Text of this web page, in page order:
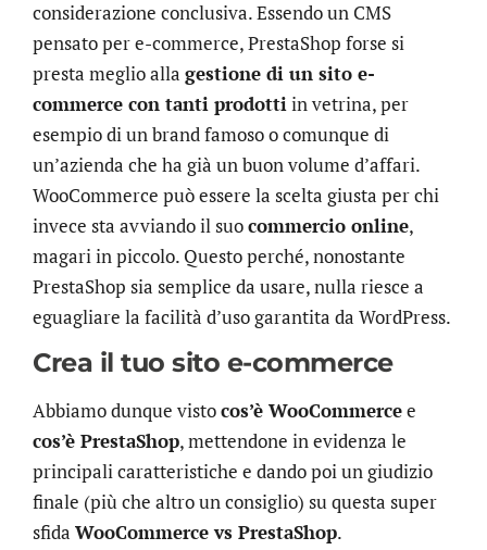
considerazione conclusiva. Essendo un CMS
pensato per e-commerce, PrestaShop forse si
presta meglio alla gestione di un sito e-
commerce con tanti prodotti in vetrina, per
esempio di un brand famoso o comunque di
un’azienda che ha già un buon volume d’affari.
WooCommerce può essere la scelta giusta per chi
invece sta avviando il suocommercio online,
magari in piccolo. Questo perché, nonostante
PrestaShop sia semplice da usare, nulla riesce a
eguagliare la facilità d’uso garantita da WordPress.
Crea il tuo sito e-commerce
Abbiamo dunque vistocos’è WooCommercee
cos’è PrestaShop, mettendone in evidenza le
principali caratteristiche e dando poi un giudizio
finale (più che altro un consiglio) su questa super
sfida WooCommerce vs PrestaShop.